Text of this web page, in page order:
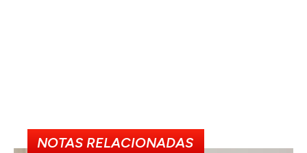
NOTAS RELACIONADAS